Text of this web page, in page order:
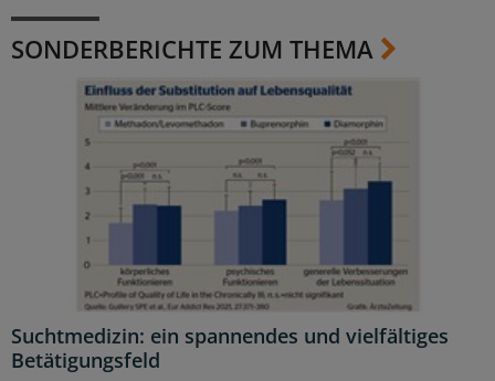
SONDERBERICHTE ZUM THEMA
Suchtmedizin: ein spannendes und vielfältiges
Betätigungsfeld